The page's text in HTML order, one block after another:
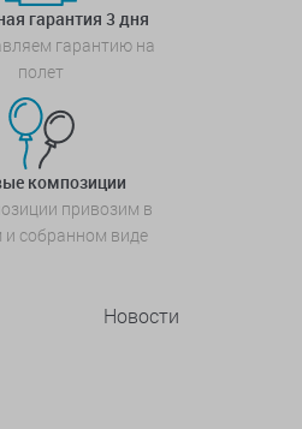
гарантия 3 дня
гарантию на
полет
композиции
привозим в
и собранном виде
Новости